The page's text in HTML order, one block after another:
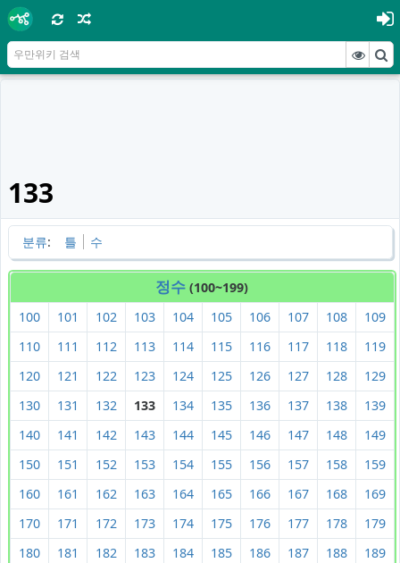
133
분류: 틀 수
정수 (100~199)
100
101 102 103 104 105 106 107 108
109
110
111 112 113 114 115 116 117 118
119
120
121 122 123 124 125 126 127 128
129
130
131 132 133 134 135 136 137 138
139
140
141 142 143 144 145 146 147 148
149
150
151 152 153 154 155 156 157 158
159
160
161 162 163 164 165 166 167 168
169
170
171 172 173 174 175 176 177 178
179
180
181 182 183 184 185 186 187 188
189